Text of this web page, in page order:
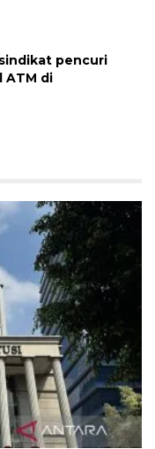
pencuri
ATM di
perihal isbat